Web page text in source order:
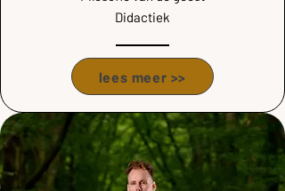
Didactiek
lees meer >>